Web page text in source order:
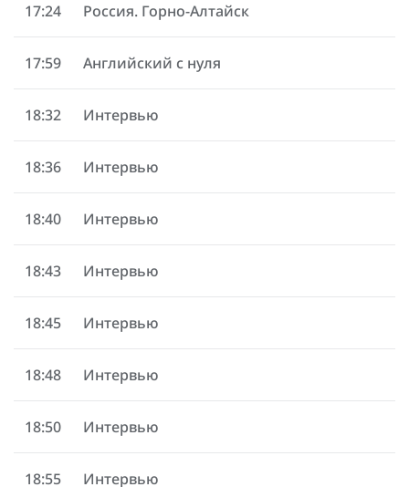
17:24 Россия. Горно-Алтайск
17:59 Английский с нуля
18:32 Интервью
18:36 Интервью
18:40 Интервью
18:43 Интервью
18:45 Интервью
18:48 Интервью
18:50 Интервью
18:55 Интервью